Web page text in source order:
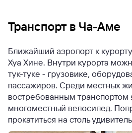
Транспорт в Ча-Аме
Ближайший аэропорт к
Хуа Хине. Внутри курорта
тук-туке - грузовике,
пассажиров. Среди местных
востребованным транспортом
многоместный велосипед.
прокатиться на столь